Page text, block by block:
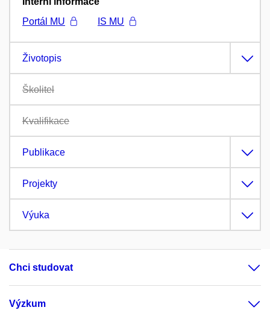
Portál MU
IS MU
Životopis
Školitel
Kvalifikace
Publikace
Projekty
Výuka
Chci studovat
Výzkum